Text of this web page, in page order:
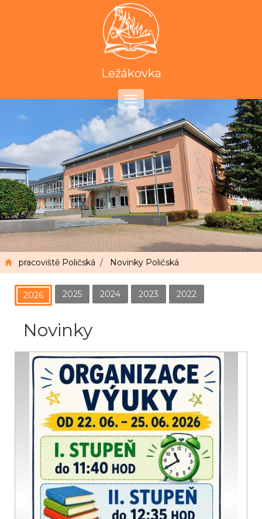
Ležákovka
Toggle
navigation
pracoviště Poličská / Novinky Poličská
2026 2025 2024 2023 2022
Novinky